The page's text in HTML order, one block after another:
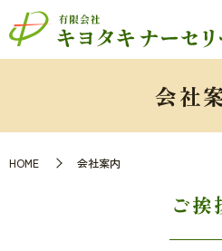
会社
HOME 会社案内
ご挨